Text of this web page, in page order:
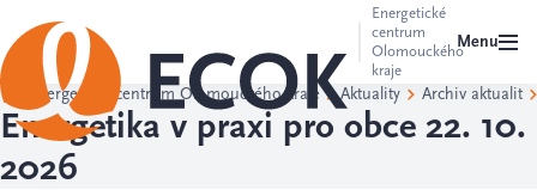
Energetické
centrum
Olomouckého
kraje
Menu
Energetika v praxi pro obce 22. 10.
2026
Energetické centrum Olomouckého kraje Aktuality Archiv aktualit